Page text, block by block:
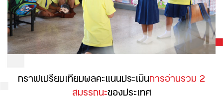
กราฟเปรียบเทียบผลคะแนนประเมินการอ่านรวม 2
สมรรถนะของประเทศ